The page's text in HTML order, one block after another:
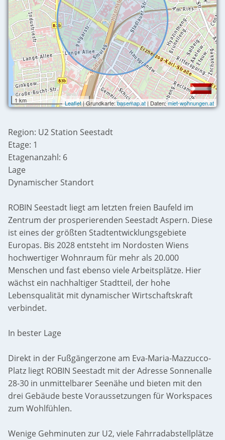
1 km Leaflet| Grundkarte:basemap.at| Daten:miet-wohnungen.at
Region: U2 Station Seestadt
Etage: 1
Etagenanzahl: 6
Lage
Dynamischer Standort
ROBIN Seestadt liegt am letzten freien Baufeld im
Zentrum der prosperierenden Seestadt Aspern. Diese
ist eines der größten Stadtentwicklungsgebiete
Europas. Bis 2028 entsteht im Nordosten Wiens
hochwertiger Wohnraum für mehr als 20.000
Menschen und fast ebenso viele Arbeitsplätze. Hier
wächst ein nachhaltiger Stadtteil, der hohe
Lebensqualität mit dynamischer Wirtschaftskraft
verbindet.
In bester Lage
Direkt in der Fußgängerzone am Eva-Maria-Mazzucco-
Platz liegt ROBIN Seestadt mit der Adresse Sonnenalle
28-30 in unmittelbarer Seenähe und bieten mit den
drei Gebäude beste Voraussetzungen für Workspaces
zum Wohlfühlen.
Wenige Gehminuten zur U2, viele Fahrradabstellplätze